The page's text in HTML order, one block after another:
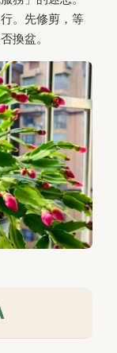
。先修剪，等
換盆。